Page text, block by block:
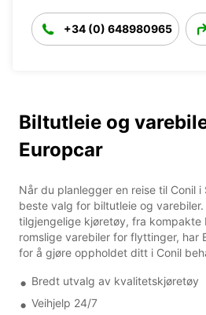
+34 (0) 648980965
Biltutleie og
Europcar
Når du planlegger en reise til Conil
beste valg for biltutleie og
tilgjengelige kjøretøy, fra kompakte
romslige varebiler for flyttinger, har
for å gjøre oppholdet ditt i Conil
Bredt utvalg av kvalitetskjøretøy
Veihjelp 24/7